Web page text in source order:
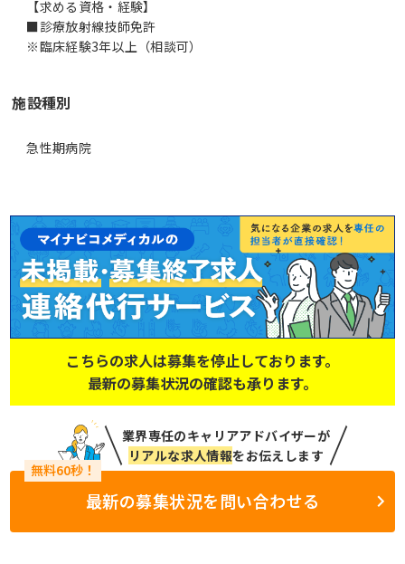
【求める資格・経験】
■診療放射線技師免許
施設種別
急性期病院
こちらの求人は募集を停止しております。
最新の募集状況の確認も承ります。
業界専任のキャリアアドバイザーが
リアルな求人情報をお伝えします
最新の募集状況を問い合わせる